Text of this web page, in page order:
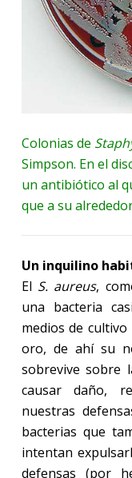
Colonias de
Simpson. En el
un antibiótico al
que a su
Un inquilino
El S. aureus,
una bacteria
medios de
oro, de ahí su
sobrevive sobre
causar daño,
nuestras
bacterias que
intentan
defensas (por